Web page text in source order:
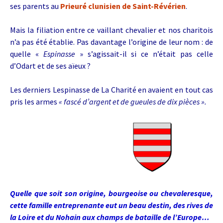
ses parents au Prieuré clunisien de Saint-Révérien.
Mais la filiation entre ce vaillant chevalier et nos charitois
n’a pas été établie. Pas davantage l’origine de leur nom : de
quelle « Espinasse» s’agissait-il si ce n’était pas celle
d’Odart et de ses aïeux ?
Les derniers Lespinasse de La Charité en avaient en tout cas
pris les armes « fascé d’argent et de gueules de dix pièces ».
Quelle que soit son origine, bourgeoise ou chevaleresque,
cette famille entreprenante eut un beau destin, des rives de
la Loire et du Nohain aux champs de bataille de l’Europe…